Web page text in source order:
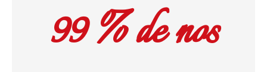
99 % de nos